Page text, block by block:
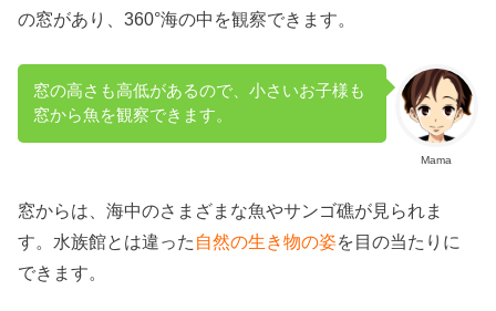
の窓があり、360°海の中を観察できます。
Mama
窓の高さも高低があるので、小さいお子様も
窓から魚を観察できます。
窓からは、海中のさまざまな魚やサンゴ礁が見られま
す。水族館とは違った 自然の生き物の姿を目の当たりに
できます。